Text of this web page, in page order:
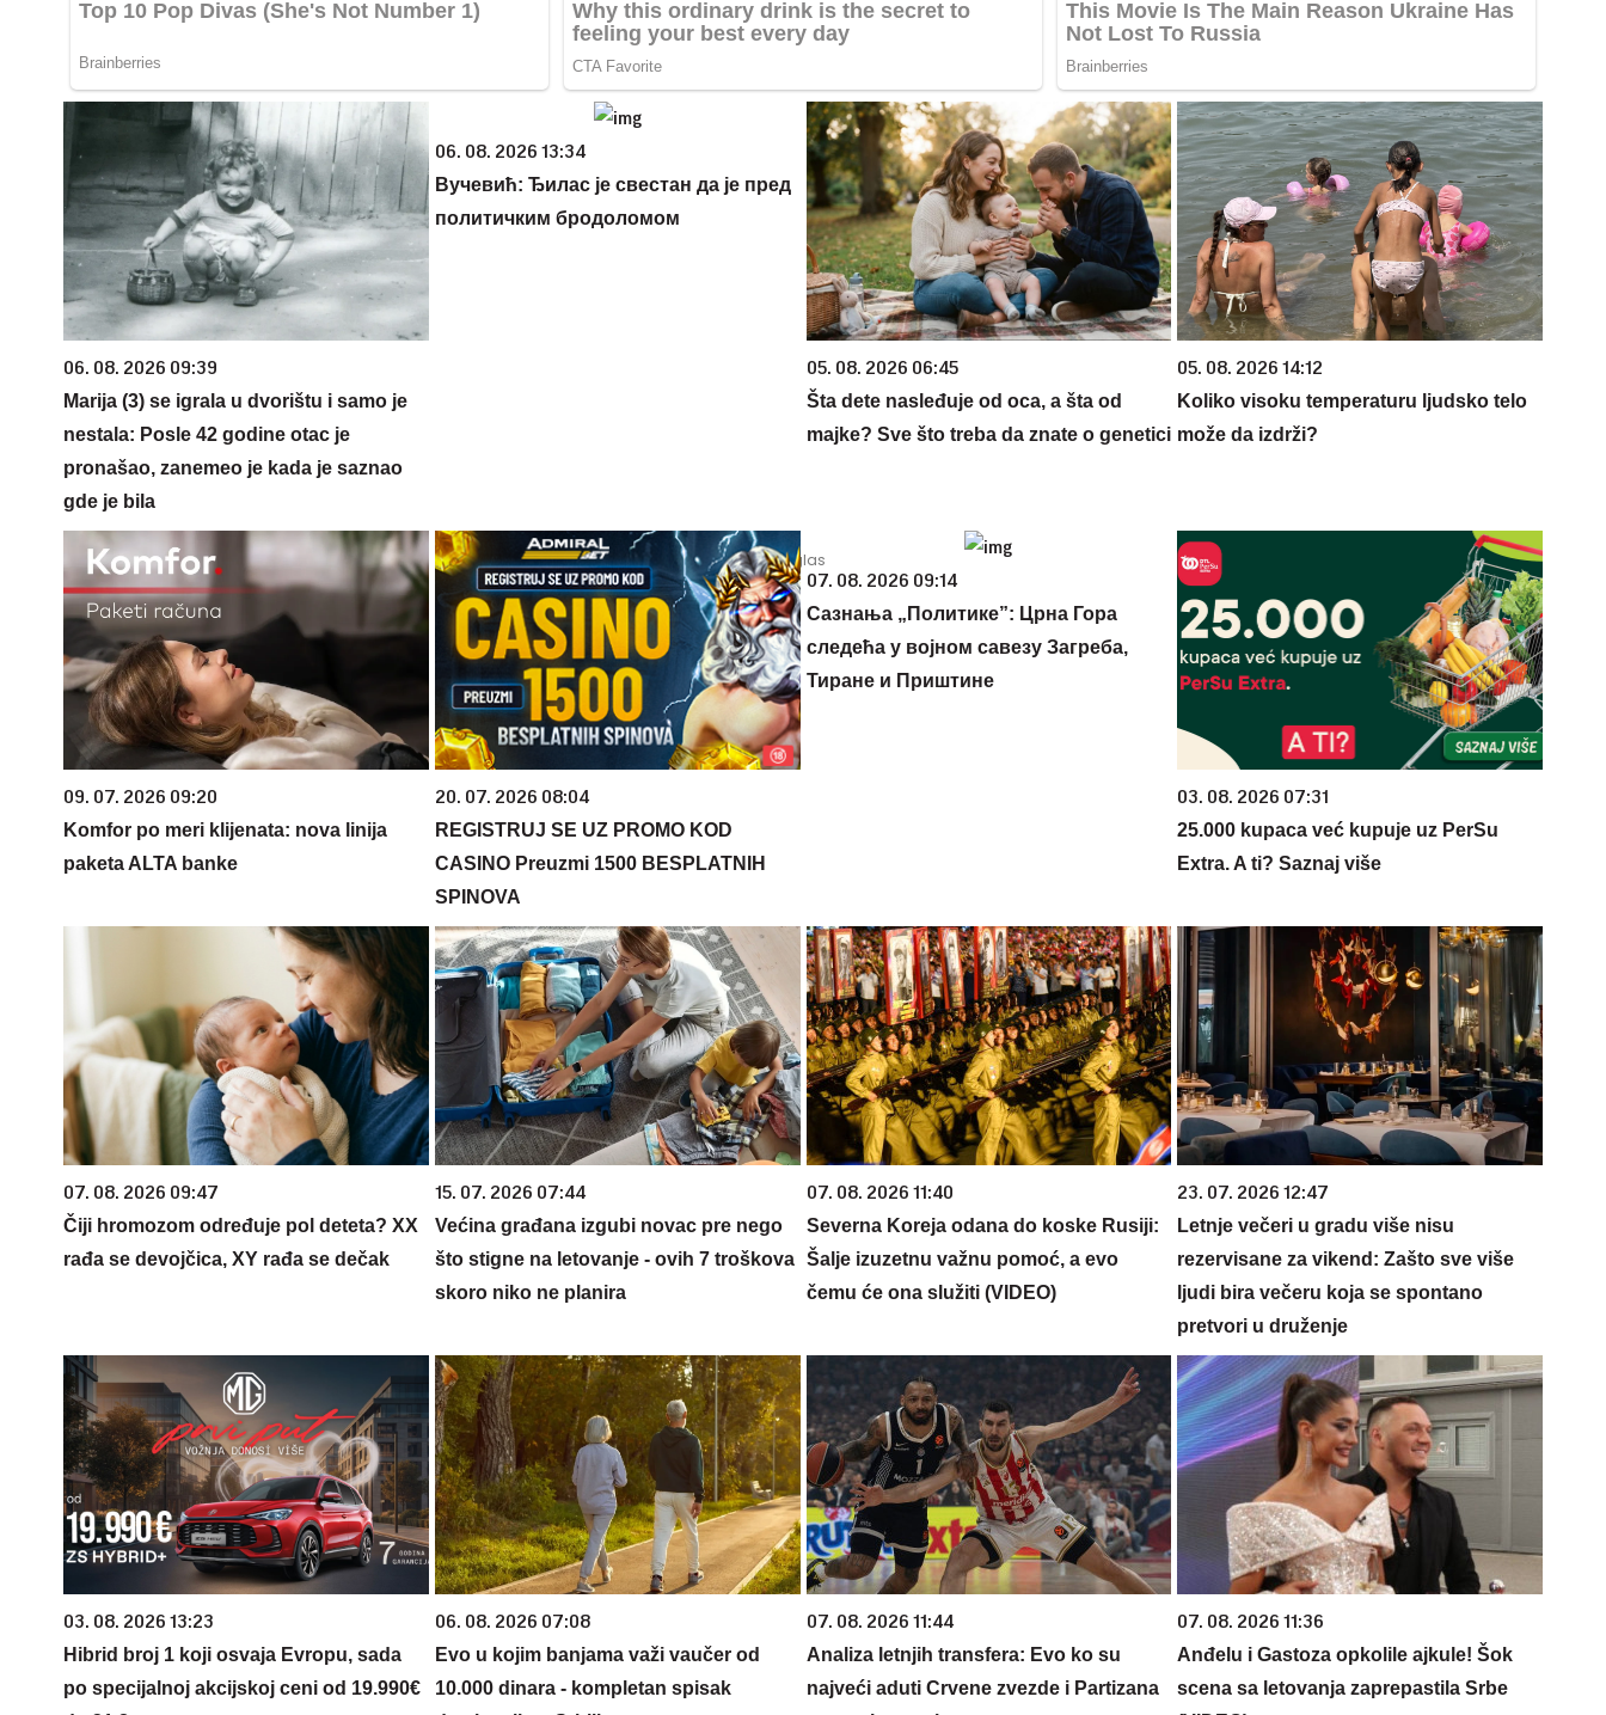
06. 08. 2026 09:39
Marija (3) se igrala u dvorištu i samo je
nestala: Posle 42 godine otac je
pronašao, zanemeo je kada je saznao
gde je bila
06. 08. 2026 13:34
Вучевић: Ђилас је свестан да је пред
политичким бродоломом
05. 08. 2026 06:45
Šta dete nasleđuje od oca, a šta od
majke? Sve što treba da znate o genetici
05. 08. 2026 14:12
Koliko visoku temperaturu ljudsko telo
može da izdrži?
09. 07. 2026 09:20
Komfor po meri klijenata: nova linija
paketa ALTA banke
20. 07. 2026 08:04
REGISTRUJ SE UZ PROMO KOD
CASINO Preuzmi 1500 BESPLATNIH
SPINOVA
07. 08. 2026 09:14
Сазнања „Политике”: Црна Гора
следећа у војном савезу Загреба,
Тиране и Приштине
03. 08. 2026 07:31
25.000 kupaca već kupuje uz PerSu
Extra. A ti? Saznaj više
07. 08. 2026 09:47
Čiji hromozom određuje pol deteta? XX
rađa se devojčica, XY rađa se dečak
15. 07. 2026 07:44
Većina građana izgubi novac pre nego
što stigne na letovanje - ovih 7 troškova
skoro niko ne planira
07. 08. 2026 11:40
Severna Koreja odana do koske Rusiji:
Šalje izuzetnu važnu pomoć, a evo
čemu će ona služiti (VIDEO)
23. 07. 2026 12:47
Letnje večeri u gradu više nisu
rezervisane za vikend: Zašto sve više
ljudi bira večeru koja se spontano
pretvori u druženje
03. 08. 2026 13:23
Hibrid broj 1 koji osvaja Evropu, sada
po specijalnoj akcijskoj ceni od 19.990€
06. 08. 2026 07:08
Evo u kojim banjama važi vaučer od
10.000 dinara - kompletan spisak
07. 08. 2026 11:44
Analiza letnjih transfera: Evo ko su
najveći aduti Crvene zvezde i Partizana
07. 08. 2026 11:36
Anđelu i Gastoza opkolile ajkule! Šok
scena sa letovanja zaprepastila Srbe